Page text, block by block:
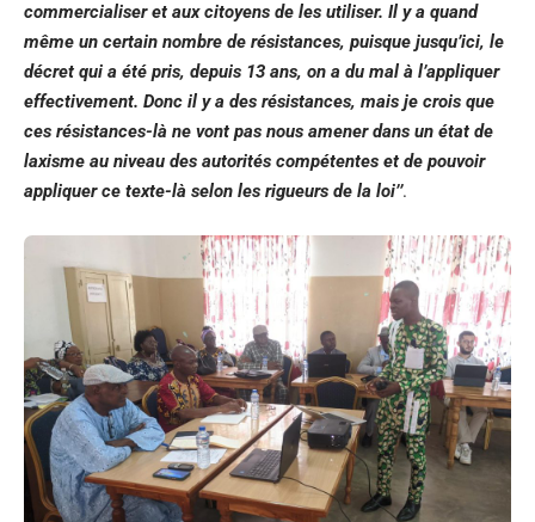
commercialiser et aux citoyens de les utiliser. Il y a quand
même un certain nombre de résistances, puisque jusqu’ici, le
décret qui a été pris, depuis 13 ans, on a du mal à l’appliquer
effectivement. Donc il y a des résistances, mais je crois que
ces résistances-là ne vont pas nous amener dans un état de
laxisme au niveau des autorités compétentes et de pouvoir
appliquer ce texte-là selon les rigueurs de la loi’’.